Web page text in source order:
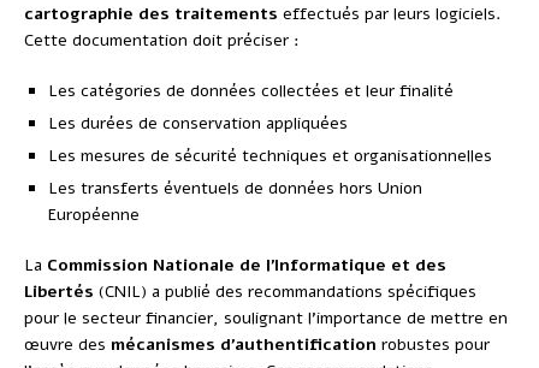
cartographie des traitements effectués par leurs logiciels.
Cette documentation doit préciser :
Les catégories de données collectées et leur finalité
Les durées de conservation appliquées
Les mesures de sécurité techniques et organisationnelles
Les transferts éventuels de données hors Union
Européenne
La Commission Nationale de l’Informatique et des
Libertés (CNIL) a publié des recommandations spécifiques
pour le secteur financier, soulignant l’importance de mettre en
œuvre des mécanismes d’authentification robustes pour